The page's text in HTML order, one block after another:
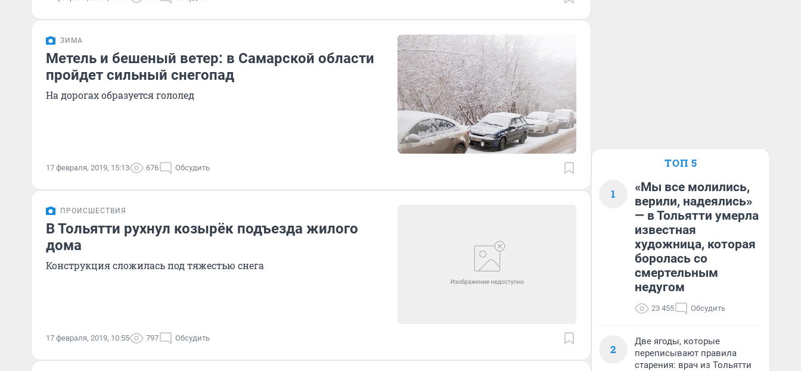
ЗИМА
Метель и бешеный ветер: в Самарской области
пройдет сильный снегопад
На дорогах образуется гололед
17 февраля, 2019, 15:13 676 Обсудить
ПРОИСШЕСТВИЯ
В Тольятти рухнул козырёк подъезда жилого
дома
Конструкция сложилась под тяжестью снега
17 февраля, 2019, 10:55 797 Обсудить
ТОП 5
1
«Мы все молились,
верили, надеялись»
— в Тольятти умерла
известная
художница, которая
боролась со
смертельным
недугом
23 455 Обсудить
2
Две ягоды, которые
переписывают правила
старения: врач из Тольятти